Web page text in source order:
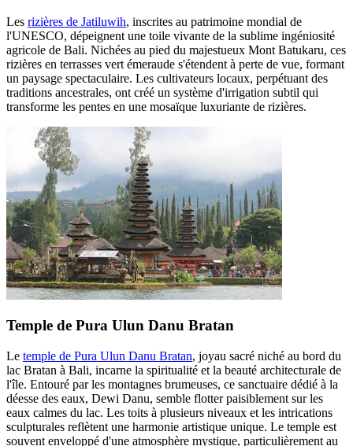
Les rizières de Jatiluwih, inscrites au patrimoine mondial de
l'UNESCO, dépeignent une toile vivante de la sublime ingéniosité
agricole de Bali. Nichées au pied du majestueux Mont Batukaru, ces
rizières en terrasses vert émeraude s'étendent à perte de vue, formant
un paysage spectaculaire. Les cultivateurs locaux, perpétuant des
traditions ancestrales, ont créé un système d'irrigation subtil qui
transforme les pentes en une mosaïque luxuriante de rizières.
Temple de Pura Ulun Danu Bratan
Le temple de Pura Ulun Danu Bratan, joyau sacré niché au bord du
lac Bratan à Bali, incarne la spiritualité et la beauté architecturale de
l'île. Entouré par les montagnes brumeuses, ce sanctuaire dédié à la
déesse des eaux, Dewi Danu, semble flotter paisiblement sur les
eaux calmes du lac. Les toits à plusieurs niveaux et les intrications
sculpturales reflètent une harmonie artistique unique. Le temple est
souvent enveloppé d'une atmosphère mystique, particulièrement au